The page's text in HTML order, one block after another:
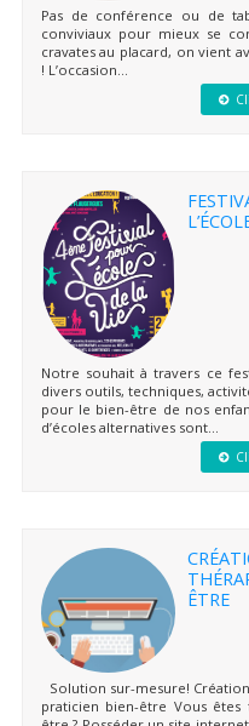
Pas de conférence ou de
conviviaux pour mieux se
cravates au placard, on vient
! L’occasion...
Notre souhait à travers ce
divers outils, techniques,
pour le bien-être de nos
d’écoles alternatives sont...
ÊTRE
Solution sur-mesure!
praticien bien-être Vous